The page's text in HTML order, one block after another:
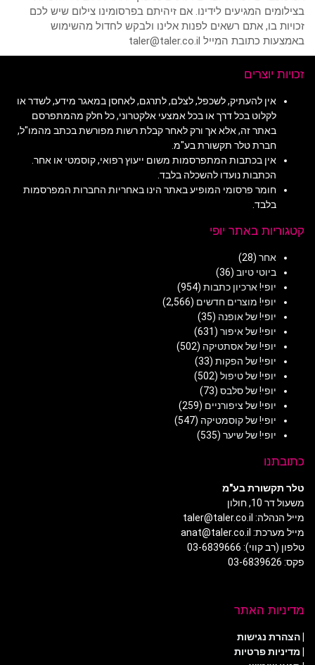
בצילומים המגיעים לידינו. אם זיהיתם בפרסומינו צילום שיש לכם
זכויות בו, אתם רשאים לפנות אלינו ולבקש לחדול מהשימוש
באמצעות כתובת המייל taler@taler.co.il
זכויות יוצרים
אין להעתיק, לשכפל, לצלם, לתרגם, לאחסן במאגר מידע, לשדר או
לקלוט בכל דרך או בכל אמצעי אלקטרוני, כל חלק מהמתפרסם
באתר זה, אלא אך ורק לאחר קבלת רשות מפורשת בכתב מהמו"ל,
חברת טלר תקשורת בע"מ.
אין בכתבות המתפרסמות משום ייעוץ רפואי, קוסמטי או אחר.
הכתבות נועדו להשכלה בלבד.
חומר פרסומי המופיע באתר הינו באחריות החברות המפרסמות
בלבד.
קטגוריות באתר יופי
אחר (28)
ביוטי טיוב (36)
יופי! ארכיון כתבות (954)
יופי! מוצרים חדשים (2,566)
יופי! של אופנה (35)
יופי! של איפור (631)
יופי! של אסתטיקה (502)
יופי! של הפקות (33)
יופי! של טיפול (502)
יופי! של סלבס (73)
יופי! של ציפורניים (259)
יופי! של קוסמטיקה (547)
יופי! של שיער (535)
כתובתנו
טלר תקשורת בע"מ
משעול דר 10, חולון
מייל הנהלה: taler@taler.co.il
מייל מערכת: anat@taler.co.il
טלפון (רב קווי): 03-6839666
פקס: 03-6839626
מדיניות האתר
|הצהרת נגישות
| מדיניות פרטיות